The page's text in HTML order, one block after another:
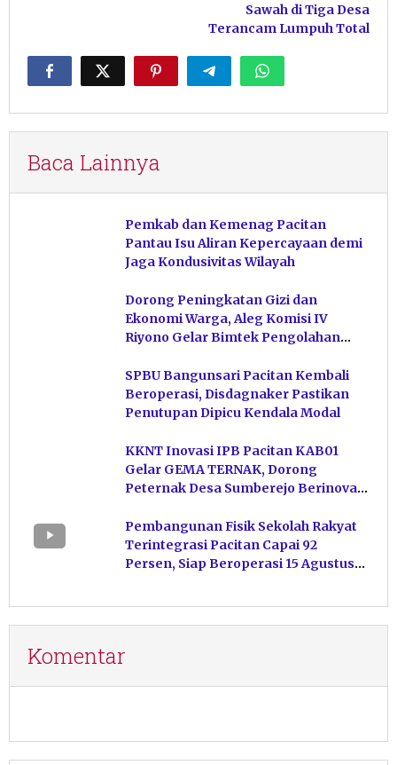
Sawah di Tiga Desa
Terancam Lumpuh Total
Baca Lainnya
Pemkab dan Kemenag Pacitan
Pantau Isu Aliran Kepercayaan demi
Jaga Kondusivitas Wilayah
Dorong Peningkatan Gizi dan
Ekonomi Warga, Aleg Komisi IV
Riyono Gelar Bimtek Pengolahan
SPBU Bangunsari Pacitan Kembali
Beroperasi, Disdagnaker Pastikan
Penutupan Dipicu Kendala Modal
KKNT Inovasi IPB Pacitan KAB01
Gelar GEMA TERNAK, Dorong
Peternak Desa Sumberejo Berinovasi
Pembangunan Fisik Sekolah Rakyat
Terintegrasi Pacitan Capai 92
Persen, Siap Beroperasi 15 Agustus
Komentar